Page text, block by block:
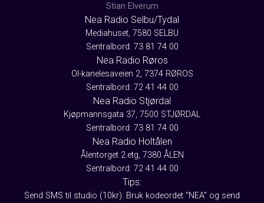
Stian Elverum
Nea Radio Selbu/Tydal
Mediahuset, 7580 SELBU
Sentralbord: 73 81 74 00
Nea Radio Røros
Ol-kanelesaveien 2, 7374 RØROS
Sentralbord: 72 41 44 00
Nea Radio Stjørdal
Kjøpmannsgata 37, 7500 STJØRDAL
Sentralbord: 73 81 74 00
Nea Radio Holtålen
Ålentorget 2.etg, 7380 ÅLEN
Sentralbord: 72 41 44 00
Tips:
Send SMS til studio (10kr): Bruk kodeordet "NEA" og send